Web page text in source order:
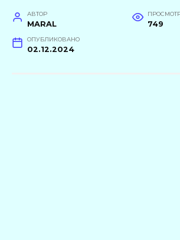
АВТОР
MARAL 749
ОПУБЛИКОВАНО
02.12.2024